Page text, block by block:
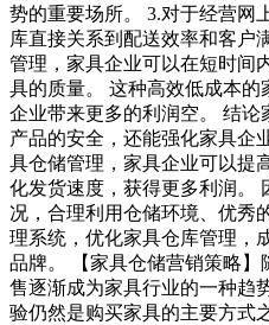
势的重要场所。 3.对于经营网
库直接关系到配送效率和客户
管理，家具企业可以在短时间
具的质量。 这种高效低成本
企业带来更多的利润空。 结
产品的安全，还能强化家具企
具仓储管理，家具企业可以提
化发货速度，获得更多利润。
况，合理利用仓储环境、优秀
理系统，优化家具仓库管理，
品牌。 【家具仓储营销策略
售逐渐成为家具行业的一种趋
验仍然是购买家具的主要方式